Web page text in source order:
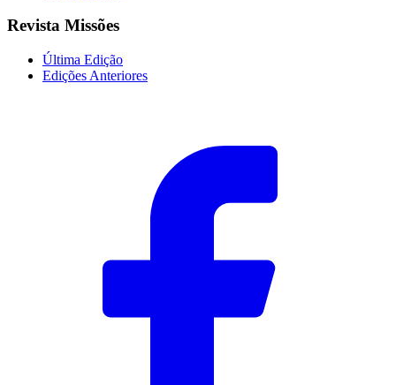
Revista Missões
Última Edição
Edições Anteriores